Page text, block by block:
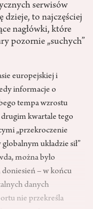
serwisów
dzieje, to najczęściej
nagłówki, które
pozornie „suchych”
europejskiej i
informacje o
tempa wzrostu
kwartale tego
„przekroczenie
układzie sił”
można było
– w końcu
danych
nie przekreśla